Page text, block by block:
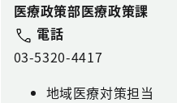
医療政策部医療政策課
電話
03-5320-4417
地域医療対策担当